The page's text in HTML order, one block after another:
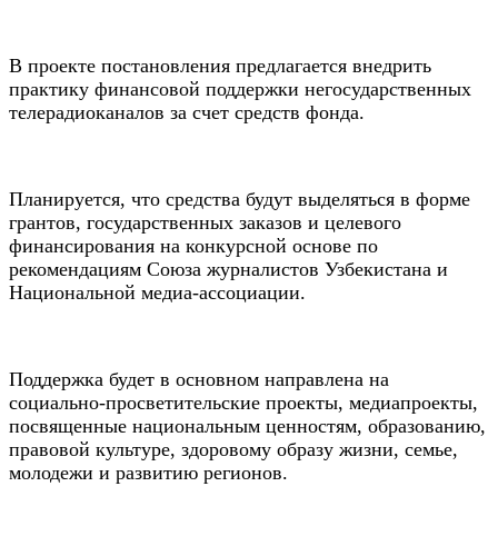
В проекте постановления предлагается внедрить
практику финансовой поддержки негосударственных
телерадиоканалов за счет средств фонда.
Планируется, что средства будут выделяться в форме
грантов, государственных заказов и целевого
финансирования на конкурсной основе по
рекомендациям Союза журналистов Узбекистана и
Национальной медиа-ассоциации.
Поддержка будет в основном направлена на
социально-просветительские проекты, медиапроекты,
посвященные национальным ценностям, образованию,
правовой культуре, здоровому образу жизни, семье,
молодежи и развитию регионов.